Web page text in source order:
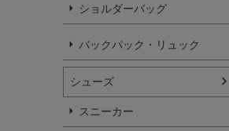
ショルダーバッグ
バックパック・リュック
シューズ
スニーカー